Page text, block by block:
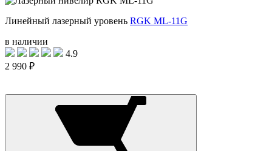
Линейный лазерный уровень RGK ML-11G
в наличии
4.9
2 990 ₽